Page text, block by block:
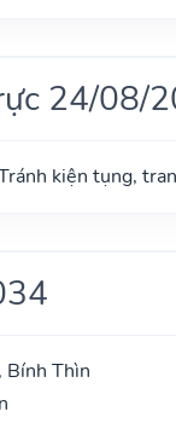
24/08/
kiện tụng,
Bính Thìn